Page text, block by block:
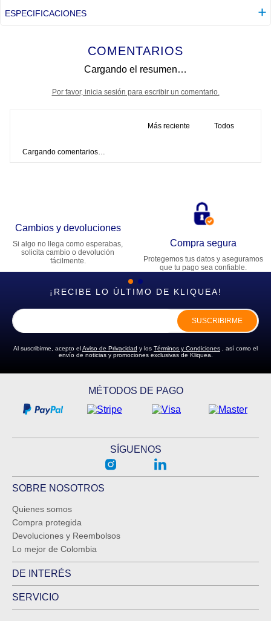
ESPECIFICACIONES
COMENTARIOS
Cargando el resumen…
Por favor, inicia sesión para escribir un comentario.
Más reciente Todos
Cargando comentarios…
Cambios y devoluciones
Si algo no llega como esperabas,
solicita cambio o devolución
fácilmente.
Compra segura
Protegemos tus datos y aseguramos
que tu pago sea confiable.
¡RECIBE LO ÚLTIMO DE KLIQUEA!
SUSCRIBIRME
Al suscribirme, acepto elAviso de Privacidad y los Términos y Condiciones , así como el
envío de noticias y promociones exclusivas de Kliquea.
MÉTODOS DE PAGO
SÍGUENOS
SOBRE NOSOTROS
Quienes somos
Compra protegida
Devoluciones y Reembolsos
Lo mejor de Colombia
DE INTERÉS
SERVICIO